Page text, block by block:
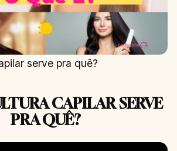
serve pra quê?
CAPILAR SERVE
PRA QUÊ?